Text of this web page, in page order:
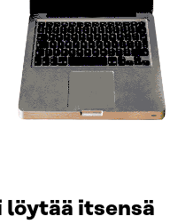
löytää itsensä